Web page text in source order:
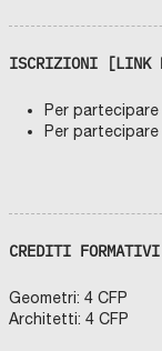
ISCRIZIONI [LINK
Per
Per
CREDITI
Geometri: 4 CFP
Architetti: 4 CFP